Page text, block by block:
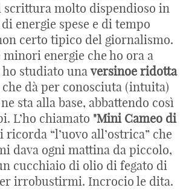
scrittura molto dispendioso in
energie spese e di tempo
certo tipico del giornalismo.
minori energie che ho ora a
studiato una versinoe ridotta
che dà per conosciuta (intuita)
sta alla base, abbattendo così
L’ho chiamato "Mini Cameo di
ricorda “l’uovo all’ostrica” che
dava ogni mattina da piccolo,
cucchiaio di olio di fegato di
irrobustirmi. Incrocio le dita.